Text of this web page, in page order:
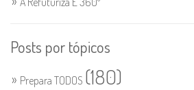
Posts por tópicos
Prepara TODOS (180)